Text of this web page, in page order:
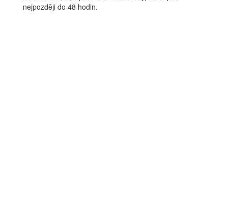
nejpozději do 48 hodin.